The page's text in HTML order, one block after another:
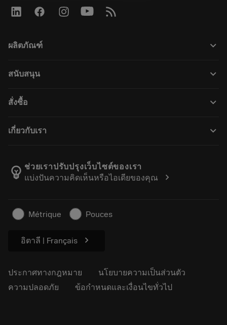
ผลิตภัณฑ์ keyboard_arrow_down
ซอฟต์แวร์ทั้งหมด
การรีไซเคิล
Tailor Made
สนับสนุน keyboard_arrow_down
ผู้จัดจำหน่ายและผู้เชี่ยวชาญ
คู่มือและบทช่วยสอน
สั่งซื้อ keyboard_arrow_down
สั่งซื้อ
ติดตามคำสั่งซื้อของคุณ
ทำใบเสนอราคา
เกี่ยวกับเรา keyboard_arrow_down
Manufacturing Wellness
อาชีพ
บทความ
สำหรับสื่อมวลชน
emoji_objects ช่วยเราปรับปรุงเว็บไซต์ของเรา
แบ่งปันความคิดเห็นหรือไอเดียของคุณ
chevron_right
Métrique Pouces
อิตาลี | Français chevron_right
ประกาศทางกฎหมาย
นโยบายความเป็นส่วนตัว
ความปลอดภัย
ข้อกำหนดและเงื่อนไขทั่วไป